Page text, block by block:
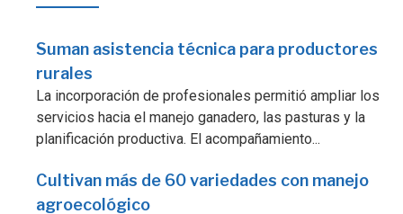
Suman asistencia técnica para productores
rurales
La incorporación de profesionales permitió ampliar los
servicios hacia el manejo ganadero, las pasturas y la
planificación productiva. El acompañamiento...
Cultivan más de 60 variedades con manejo
agroecológico